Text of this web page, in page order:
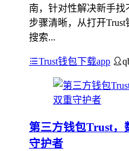
南，针对性解决新手
步骤清晰，从打开
搜索...
Trust钱包下载app
第三方钱包Trust，
守护者